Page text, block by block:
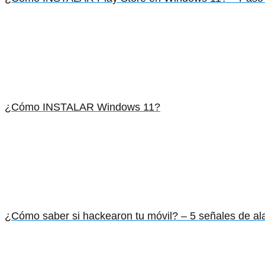
¿Cómo INSTALAR Windows 11?
¿Cómo saber si hackearon tu móvil? – 5 señales de